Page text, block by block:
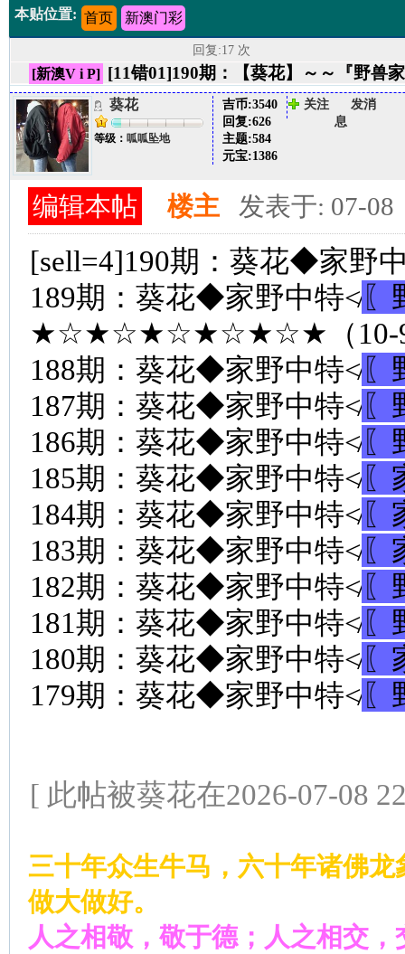
本贴位置: 首页 新澳门彩
回复:17 次
[新澳V i P] [11错01]190期：【葵花】～～『野兽
葵花
等级： 呱呱坠地
吉币:3540
回复:626
主题:584
元宝:1386
关注
发消
息
编辑本帖 楼主 发表于: 07-08
[sell=4]190期：葵花◆家野
189期：葵花◆家野中特≮〖
★☆★☆★☆★☆★☆★（
188期：葵花◆家野中特≮〖
187期：葵花◆家野中特≮〖
186期：葵花◆家野中特≮〖
185期：葵花◆家野中特≮〖
184期：葵花◆家野中特≮〖
183期：葵花◆家野中特≮〖
182期：葵花◆家野中特≮〖
181期：葵花◆家野中特≮〖
180期：葵花◆家野中特≮〖
179期：葵花◆家野中特≮〖
[ 此帖被葵花在2026-07-08
三十年众生牛马，六十年诸佛
做大做好。
人之相敬，敬于德；人之相交